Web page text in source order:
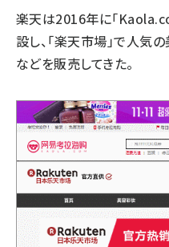
楽天は2016年に「
設し、「楽天市場」で人気
などを販売してきた。